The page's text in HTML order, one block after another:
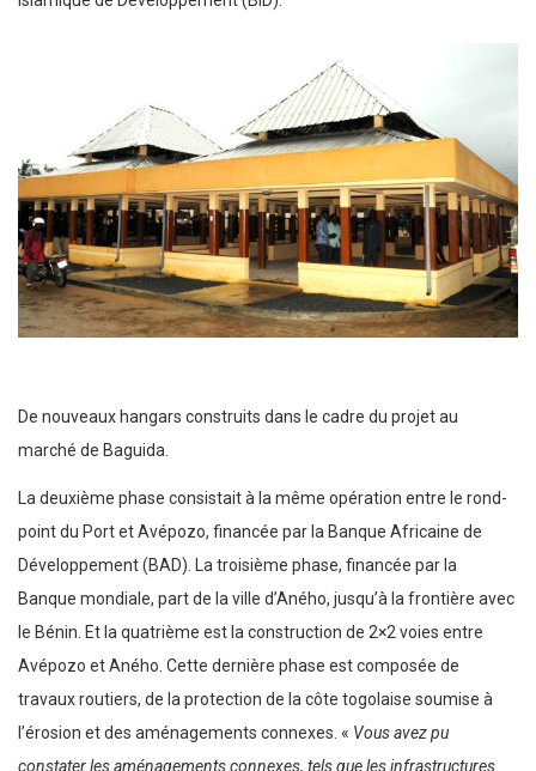
De nouveaux hangars construits dans le cadre du projet au
marché de Baguida.
La deuxième phase consistait à la même opération entre le rond-
point du Port et Avépozo, financée par la Banque Africaine de
Développement (BAD). La troisième phase, financée par la
Banque mondiale, part de la ville d’Aného, jusqu’à la frontière avec
le Bénin. Et la quatrième est la construction de 2×2 voies entre
Avépozo et Aného. Cette dernière phase est composée de
travaux routiers, de la protection de la côte togolaise soumise à
l’érosion et des aménagements connexes. « Vous avez pu
constater les aménagements connexes, tels que les infrastructures